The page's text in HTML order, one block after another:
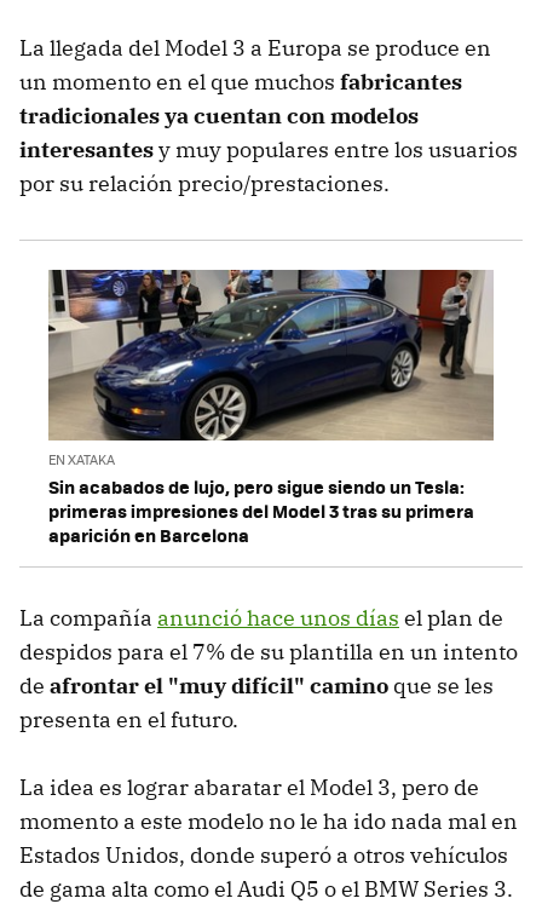
La llegada del Model 3 a Europa se produce en
un momento en el que muchos fabricantes
tradicionales ya cuentan con modelos
interesantesy muy populares entre los usuarios
por su relación precio/prestaciones.
EN XATAKA
Sin acabados de lujo, pero sigue siendo un Tesla:
primeras impresiones del Model 3 tras su primera
aparición en Barcelona
La compañía anunció hace unos días el plan de
despidos para el 7% de su plantilla en un intento
de afrontar el "muy difícil" camino que se les
presenta en el futuro.
La idea es lograr abaratar el Model 3, pero de
momento a este modelo no le ha ido nada mal en
Estados Unidos, donde superó a otros vehículos
de gama alta como el Audi Q5 o el BMW Series 3.